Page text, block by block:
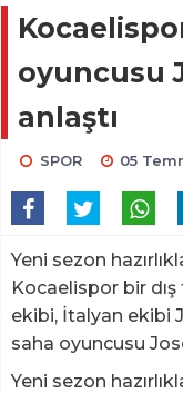
oyuncusu
anlaştı
SPOR 05
Yeni sezon
Kocaelispor bir dış
ekibi, İtalyan ekibi
saha oyuncusu
Yeni sezon